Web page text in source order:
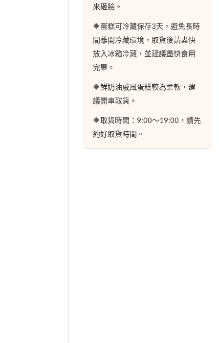
來砸臉。
🔶蛋糕可冷藏保存3天。避免長時
間離開冷藏環境，取貨後請盡快
放入冰箱冷藏，並建議盡快食用
完畢。
🔶鮮奶油戚風蛋糕較為柔軟，建
議開車取貨。
🔶取貨時間：9:00～19:00，請先
約好取貨時間。